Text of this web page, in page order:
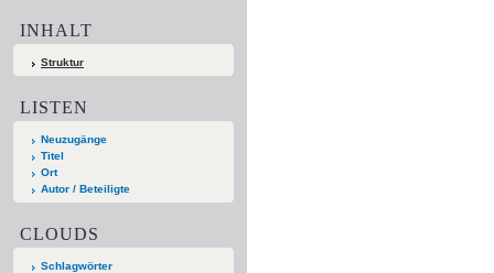
INHALT
Struktur
LISTEN
Neuzugänge
Titel
Ort
Autor / Beteiligte
CLOUDS
Schlagwörter